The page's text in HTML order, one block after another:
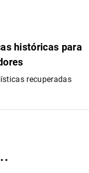
históricas para
recuperadas